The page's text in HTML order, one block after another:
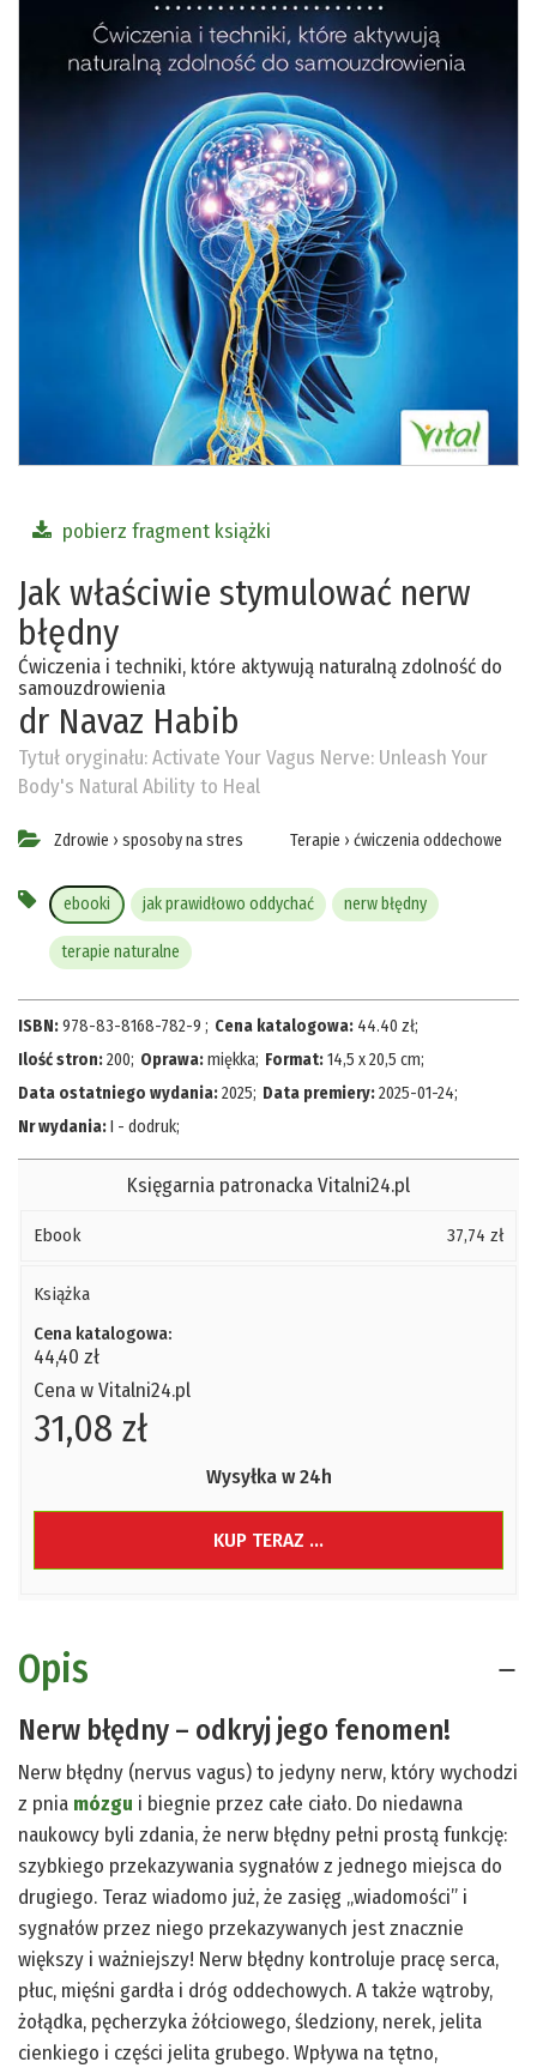
pobierz fragment książki
Jak właściwie stymulować nerw
błędny
Ćwiczenia i techniki, które aktywują naturalną zdolność do
samouzdrowienia
dr Navaz Habib
Tytuł oryginału:Activate Your Vagus Nerve: Unleash Your
Body's Natural Ability to Heal
Zdrowie › sposoby na stres Terapie › ćwiczenia oddechowe
ebooki jak prawidłowo oddychać nerw błędny
terapie naturalne
ISBN:978-83-8168-782-9 ; Cena katalogowa: 44.40 zł;
Ilość stron:200; Oprawa:miękka; Format:14,5 x 20,5 cm;
Data ostatniego wydania:2025; Data premiery:2025-01-24;
Nr wydania:I - dodruk;
Księgarnia patronacka Vitalni24.pl
Ebook 37,74 zł
Książka
Cena katalogowa:
44,40 zł
Cena w Vitalni24.pl
31,08 zł
Wysyłka w 24h
KUP TERAZ ...
Opis
Nerw błędny – odkryj jego fenomen!
Nerw błędny (nervus vagus) to jedyny nerw, który wychodzi
z pnia mózgu i biegnie przez całe ciało. Do niedawna
naukowcy byli zdania, że nerw błędny pełni prostą funkcję:
szybkiego przekazywania sygnałów z jednego miejsca do
drugiego. Teraz wiadomo już, że zasięg „wiadomości” i
sygnałów przez niego przekazywanych jest znacznie
większy i ważniejszy! Nerw błędny kontroluje pracę serca,
płuc, mięśni gardła i dróg oddechowych. A także wątroby,
żołądka, pęcherzyka żółciowego, śledziony, nerek, jelita
cienkiego i części jelita grubego. Wpływa na tętno,